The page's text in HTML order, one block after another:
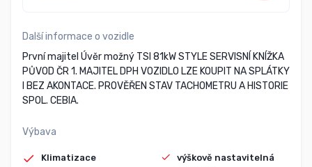
Další informace o vozidle
První majitel Úvěr možný TSI 81kW STYLE SERVISNÍ KNÍŽKA
PŮVOD ČR 1. MAJITEL DPH VOZIDLO LZE KOUPIT NA SPLÁTKY
I BEZ AKONTACE. PROVĚŘEN STAV TACHOMETRU A HISTORIE
SPOL. CEBIA.
Výbava
Klimatizace
výškově nastavitelná